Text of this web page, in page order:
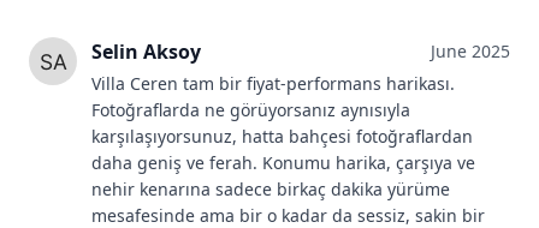
Selin Aksoy
June 2025
Villa Ceren tam bir fiyat-performans harikası.
Fotoğraflarda ne görüyorsanız aynısıyla
karşılaşıyorsunuz, hatta bahçesi fotoğraflardan
daha geniş ve ferah. Konumu harika, çarşıya ve
nehir kenarına sadece birkaç dakika yürüme
mesafesinde ama bir o kadar da sessiz, sakin bir